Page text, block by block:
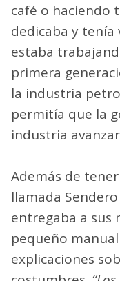
café o haciendo
dedicaba y
estaba
primera
la industria
permitía que la
industria
Además de
llamada
entregaba a sus
pequeño
explicaciones